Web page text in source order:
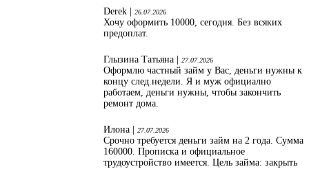
Derek | 26.07.2026
Хочу оформить 10000, сегодня. Без всяких
предоплат.
Глызина Татьяна | 27.07.2026
Оформлю частный займ у Вас, деньги нужны к
концу след.недели. Я и муж официално
работаем, деньги нужны, чтобы закончить
ремонт дома.
Илона | 27.07.2026
Срочно требуется деньги займ на 2 года. Сумма
160000. Прописка и официальное
трудоустройство имеется. Цель займа: закрыть